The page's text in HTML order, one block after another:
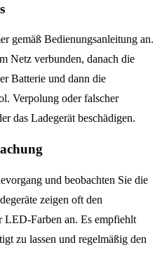
gemäß Bedienungsanleitung an.
Netz verbunden, danach die
Batterie und dann die
Verpolung oder falscher
das Ladegerät beschädigen.
und beobachten Sie die
zeigen oft den
LED-Farben an. Es empfiehlt
zu lassen und regelmäßig den